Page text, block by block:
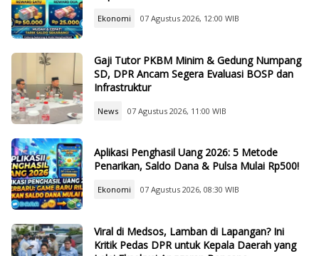
Ekonomi 07 Agustus 2026, 12:00 WIB
Gaji Tutor PKBM Minim & Gedung Numpang
SD, DPR Ancam Segera Evaluasi BOSP dan
Infrastruktur
News 07 Agustus 2026, 11:00 WIB
Aplikasi Penghasil Uang 2026: 5 Metode
Penarikan, Saldo Dana & Pulsa Mulai Rp500!
Ekonomi 07 Agustus 2026, 08:30 WIB
Viral di Medsos, Lamban di Lapangan? Ini
Kritik Pedas DPR untuk Kepala Daerah yang